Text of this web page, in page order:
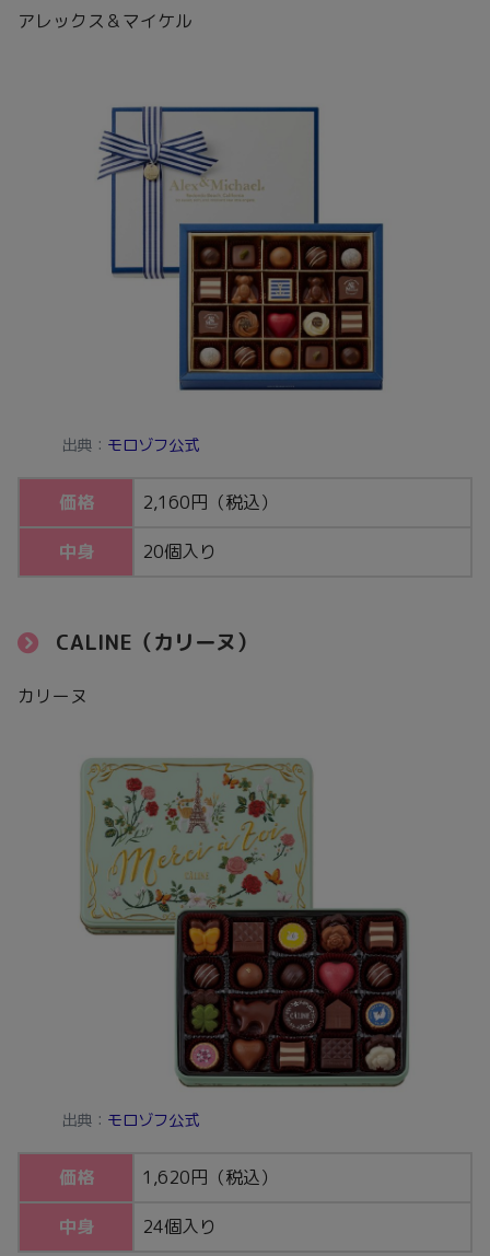
アレックス＆マイケル
出典： モロゾフ公式
価格 2,160円（税込）
中身 20個入り
CALINE（カリーヌ）
カリーヌ
出典： モロゾフ公式
価格 1,620円（税込）
中身 24個入り